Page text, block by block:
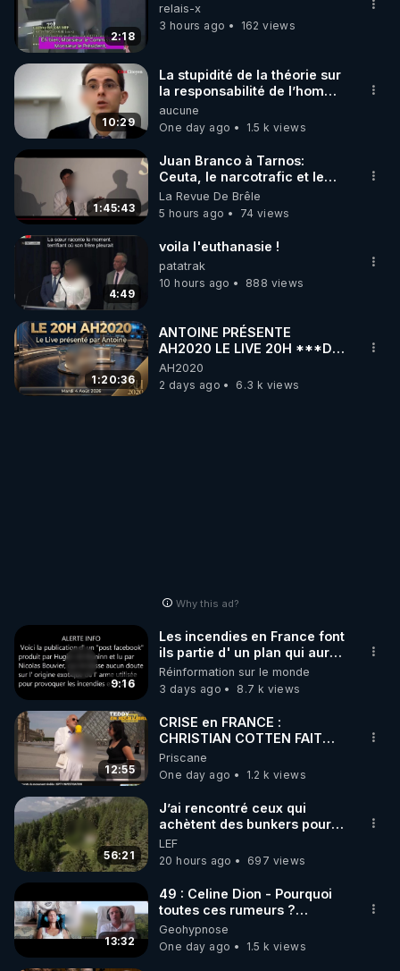
▶ 30 jours gratuit sur l’application de méditation et
de bien-être ENVOL :
Rendez-vous sur https://www.envol.app/code
le code : REGENERE
2:18
relais-x
3 hours ago
162 views
10:29
La stupidité de la théorie sur
la responsabilité de l’homme
concernant le dioxyde de
carbone.
aucune
One day ago
1.5 k views
1:45:43
Juan Branco à Tarnos:
Ceuta, le narcotrafic et le
pouvoir en France
La Revue De Brêle
5 hours ago
74 views
4:49
voila l'euthanasie !
patatrak
10 hours ago
888 views
1:20:36
ANTOINE PRÉSENTE
AH2020 LE LIVE 20H ***DU
04/08/2026*** 📷LE
GRAND RÉVEIL EST EN
MARCHE 📷
AH2020
2 days ago
6.3 k views
Why this ad?
9:16
Les incendies en France font
ils partie d' un plan qui aurait
débuté le 11 septembre 2001
?
Réinformation sur le monde
3 days ago
8.7 k views
12:55
CRISE en FRANCE :
CHRISTIAN COTTEN FAIT
une étrange découverte
Priscane
One day ago
1.2 k views
56:21
J’ai rencontré ceux qui
achètent des bunkers pour
survivre à la fin du monde
LEF
20 hours ago
697 views
13:32
49 : Celine Dion - Pourquoi
toutes ces rumeurs ?
Enquête sous hypnose
Geohypnose
One day ago
1.5 k views